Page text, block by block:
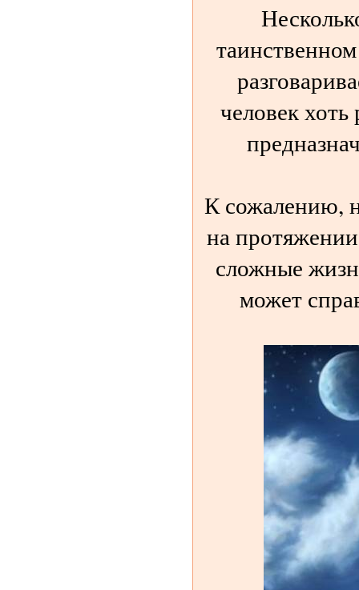
человек
К сожалению,
на
сложные
может